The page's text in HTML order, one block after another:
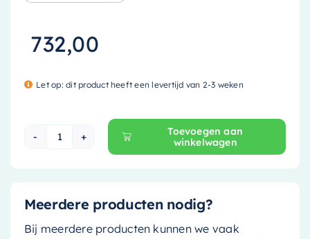
732,00
Let op: dit product heeft een levertijd van 2-3 weken
Mondiaz EASY Nis - 149.5x29.5cm - solid
Toevoegen aan
winkelwagen
Meerdere producten nodig?
Bij meerdere producten kunnen we vaak